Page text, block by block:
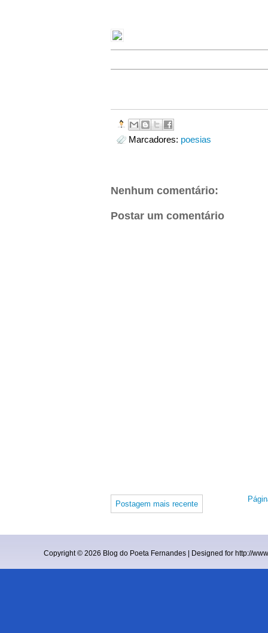
Marcadores: poesias
Nenhum comentário:
Postar um comentário
Postagem mais recente
Copyright © 2026 Blog do Poeta Fernandes | Designed for http://